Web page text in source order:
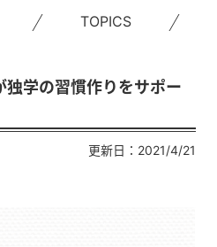
TOPICS
学の習慣作りをサポー
更新日：2021/4/21